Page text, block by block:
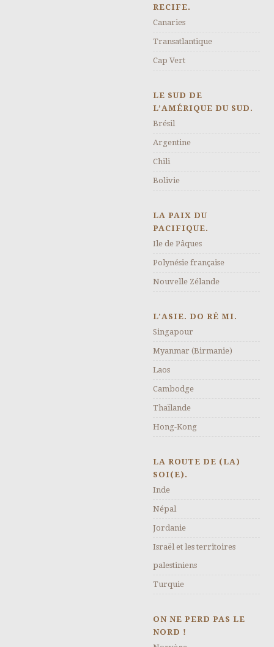
RECIFE.
Canaries
Transatlantique
Cap Vert
LE SUD DE
L’AMÉRIQUE DU SUD.
Brésil
Argentine
Chili
Bolivie
LA PAIX DU
PACIFIQUE.
Ile de Pâques
Polynésie française
Nouvelle Zélande
L’ASIE. DO RÉ MI.
Singapour
Myanmar (Birmanie)
Laos
Cambodge
Thaïlande
Hong-Kong
LA ROUTE DE (LA)
SOI(E).
Inde
Népal
Jordanie
Israël et les territoires
palestiniens
Turquie
ON NE PERD PAS LE
NORD !